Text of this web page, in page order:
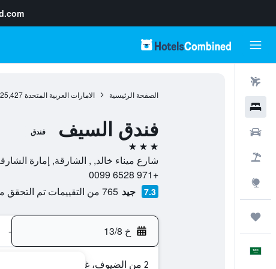
الصفحة الرئيسية الامارات العربية المتحدة 25,427
فندق السيف فندق
3 نجوم
شارع ميناء خالد, , الشارقة, إمارة
+971 6528 0099
7.3 جيد 765 من التقييمات تم التحقق منها
خ 13/8 -
2 من الضيوف، غرفة واحدة